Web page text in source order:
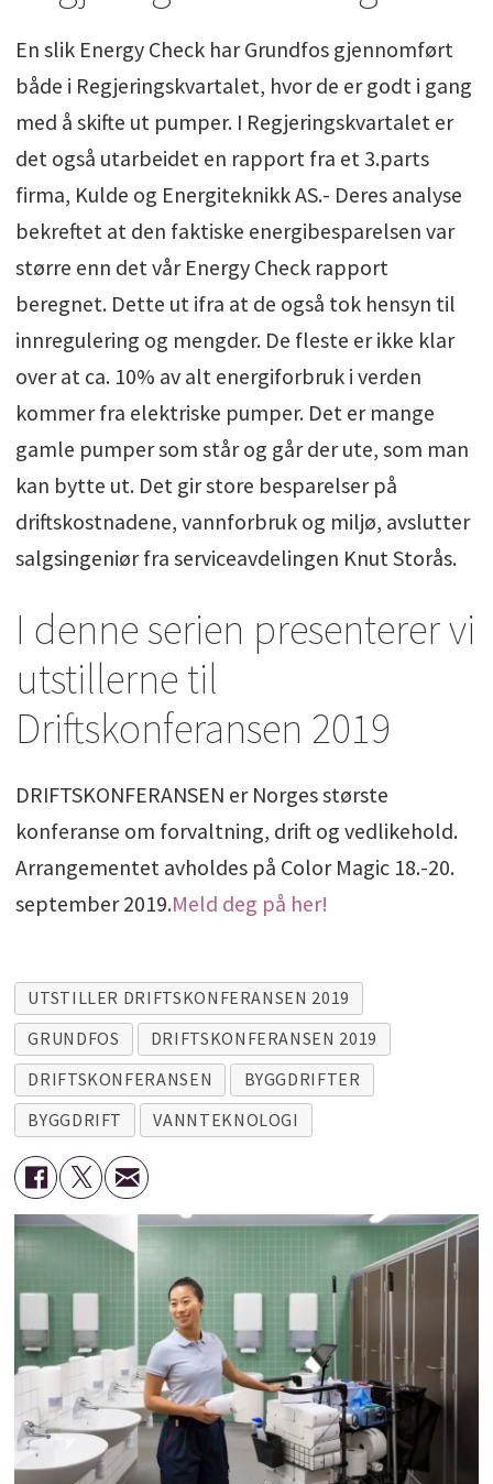
En slik Energy Check har Grundfos gjennomført
både i Regjeringskvartalet, hvor de er godt i gang
med å skifte ut pumper. I Regjeringskvartalet er
det også utarbeidet en rapport fra et 3.parts
firma, Kulde og Energiteknikk AS.- Deres analyse
bekreftet at den faktiske energibesparelsen var
større enn det vår Energy Check rapport
beregnet. Dette ut ifra at de også tok hensyn til
innregulering og mengder. De fleste er ikke klar
over at ca. 10% av alt energiforbruk i verden
kommer fra elektriske pumper. Det er mange
gamle pumper som står og går der ute, som man
kan bytte ut. Det gir store besparelser på
driftskostnadene, vannforbruk og miljø, avslutter
salgsingeniør fra serviceavdelingen Knut Storås.
I denne serien presenterer vi
utstillerne til
Driftskonferansen 2019
DRIFTSKONFERANSEN er Norges største
konferanse om forvaltning, drift og vedlikehold.
Arrangementet avholdes på Color Magic 18.-20.
september 2019.Meld deg på her!
UTSTILLER DRIFTSKONFERANSEN 2019
GRUNDFOS
DRIFTSKONFERANSEN 2019
DRIFTSKONFERANSEN
BYGGDRIFTER
BYGGDRIFT
VANNTEKNOLOGI